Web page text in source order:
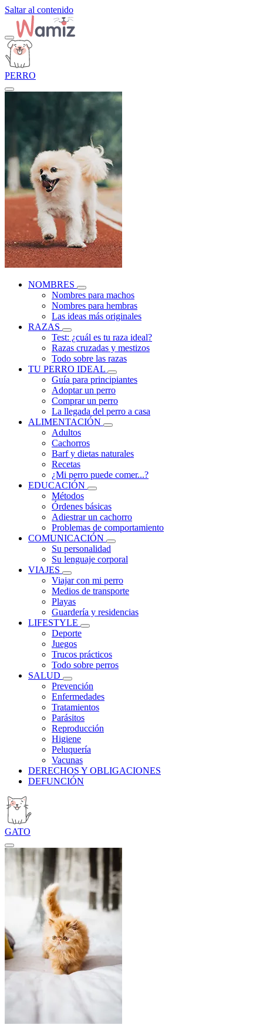
Saltar al contenido
PERRO
NOMBRES
Nombres para machos
Nombres para hembras
Las ideas más originales
RAZAS
Test: ¿cuál es tu raza ideal?
Razas cruzadas y mestizos
Todo sobre las razas
TU PERRO IDEAL
Guía para principiantes
Adoptar un perro
Comprar un perro
La llegada del perro a casa
ALIMENTACIÓN
Adultos
Cachorros
Barf y dietas naturales
Recetas
¿Mi perro puede comer...?
EDUCACIÓN
Métodos
Órdenes básicas
Adiestrar un cachorro
Problemas de comportamiento
COMUNICACIÓN
Su personalidad
Su lenguaje corporal
VIAJES
Viajar con mi perro
Medios de transporte
Playas
Guardería y residencias
LIFESTYLE
Deporte
Juegos
Trucos prácticos
Todo sobre perros
SALUD
Prevención
Enfermedades
Tratamientos
Parásitos
Reproducción
Higiene
Peluquería
Vacunas
DERECHOS Y OBLIGACIONES
DEFUNCIÓN
GATO